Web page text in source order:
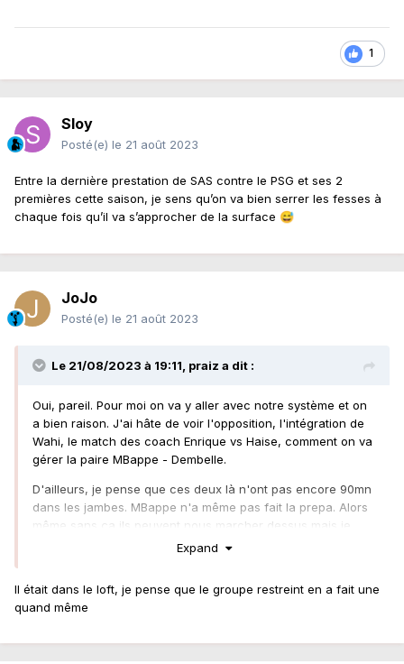
1
Sloy
Posté(e) le 21 août 2023
Entre la dernière prestation de SAS contre le PSG et ses 2
premières cette saison, je sens qu’on va bien serrer les fesses à
chaque fois qu’il va s’approcher de la surface 😅
JoJo
Posté(e) le 21 août 2023
Le 21/08/2023 à 19:11, praiz a dit :
Oui, pareil. Pour moi on va y aller avec notre système et on
a bien raison. J'ai hâte de voir l'opposition, l'intégration de
Wahi, le match des coach Enrique vs Haise, comment on va
gérer la paire MBappe - Dembelle.
D'ailleurs, je pense que ces deux là n'ont pas encore 90mn
dans les jambes. MBappe n'a même pas fait la prepa. Alors
même sans ça ils peuvent nous marcher dessus mais je
pense que plus on tiendra dans le match, plus on aura de
Expand
Il était dans le loft, je pense que le groupe restreint en a fait une
quand même